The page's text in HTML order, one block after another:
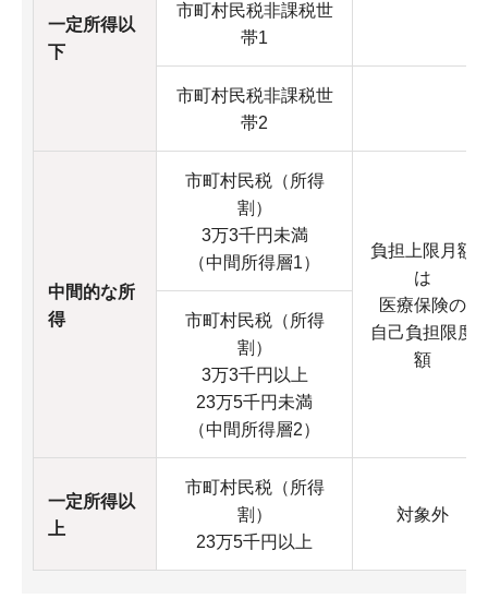
一定所得以
下
市町村民税非課税世
帯1
市町村民税非課税世
帯2
中間的な所
得
市町村民税（所得
割）
3万3千円未満
（中間所得層1）
負担上限月額
は
医療保険の
自己負担限度
額
市町村民税（所得
割）
3万3千円以上
23万5千円未満
（中間所得層2）
一定所得以
上
市町村民税（所得
割）
23万5千円以上
対象外